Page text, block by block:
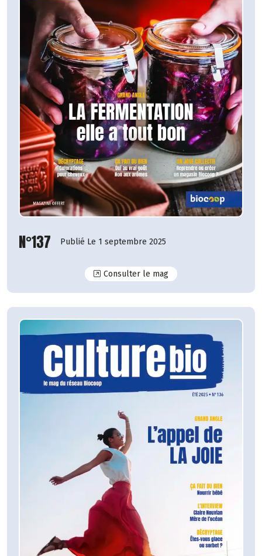
N°137 Publié Le 1 septembre 2025
Consulter le magN°137